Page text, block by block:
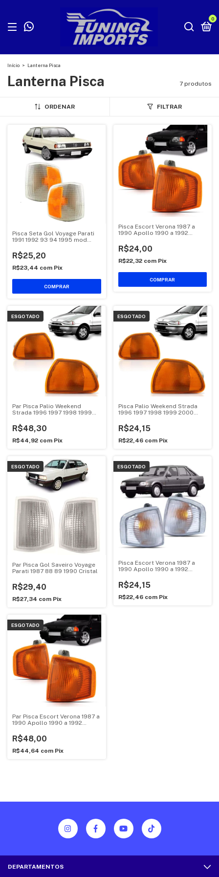
0
Início > Lanterna Pisca
Lanterna Pisca 7 produtos
ORDENAR FILTRAR
Pisca Seta Gol Voyage Parati
1991 1992 93 94 1995 mod
R$25,20
R$23,44 com Pix
COMPRAR
Pisca Escort Verona 1987 a
1990 Apollo 1990 a 1992
R$24,00
R$22,32 com Pix
COMPRAR
ESGOTADO
Par Pisca Palio Weekend
Strada 1996 1997 1998 1999
R$48,30
R$44,92 com Pix
ESGOTADO
Pisca Palio Weekend Strada
1996 1997 1998 1999 2000
R$24,15
R$22,46 com Pix
ESGOTADO
Par Pisca Gol Saveiro Voyage
Parati 1987 88 89 1990 Cristal
R$29,40
R$27,34 com Pix
ESGOTADO
Pisca Escort Verona 1987 a
1990 Apollo 1990 a 1992
R$24,15
R$22,46 com Pix
ESGOTADO
Par Pisca Escort Verona 1987 a
1990 Apollo 1990 a 1992
R$48,00
R$44,64 com Pix
DEPARTAMENTOS